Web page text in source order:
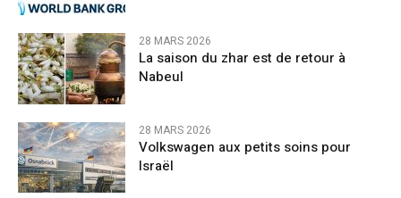
28 MARS 2026
La saison du zhar est de retour à
Nabeul
28 MARS 2026
Volkswagen aux petits soins pour
Israël